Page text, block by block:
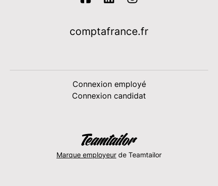
comptafrance.fr
Connexion employé
Connexion candidat
Marque employeur de Teamtailor